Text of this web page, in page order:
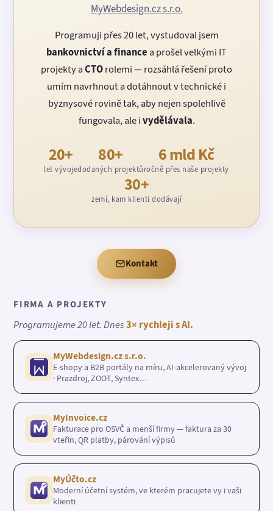
MyWebdesign.cz s.r.o.
Programuji přes 20 let, vystudoval jsem
bankovnictví a finance a prošel velkými IT
projekty aCTOrolemi — rozsáhlá řešení proto
umím navrhnout a dotáhnout v technické i
byznysové rovině tak, aby nejen spolehlivě
fungovala, ale ivydělávala.
20+
let vývoje
80+
dodaných projektů
6 mld Kč
ročně přes naše projekty
30+
zemí, kam klienti dodávají
Kontakt
FIRMA A PROJEKTY
Programujeme 20 let. Dnes3× rychleji s AI.
MyWebdesign.cz s.r.o.
E-shopy a B2B portály na míru, AI-akcelerovaný vývoj
· Prazdroj, ZOOT, Syntex…
MyInvoice.cz
Fakturace pro OSVČ a menší firmy — faktura za 30
vteřin, QR platby, párování výpisů
MyÚčto.cz
Moderní účetní systém, ve kterém pracujete vy i vaši
klienti